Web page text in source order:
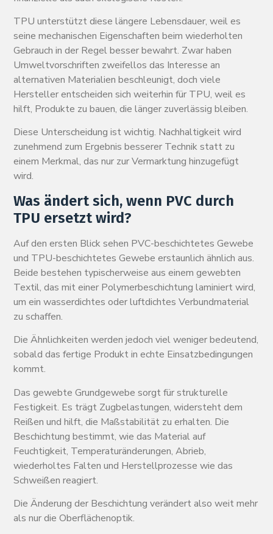
TPU unterstützt diese längere Lebensdauer, weil es
seine mechanischen Eigenschaften beim wiederholten
Gebrauch in der Regel besser bewahrt. Zwar haben
Umweltvorschriften zweifellos das Interesse an
alternativen Materialien beschleunigt, doch viele
Hersteller entscheiden sich weiterhin für TPU, weil es
hilft, Produkte zu bauen, die länger zuverlässig bleiben.
Diese Unterscheidung ist wichtig. Nachhaltigkeit wird
zunehmend zum Ergebnis besserer Technik statt zu
einem Merkmal, das nur zur Vermarktung hinzugefügt
wird.
Was ändert sich, wenn PVC durch
TPU ersetzt wird?
Auf den ersten Blick sehen PVC-beschichtetes Gewebe
und TPU-beschichtetes Gewebe erstaunlich ähnlich aus.
Beide bestehen typischerweise aus einem gewebten
Textil, das mit einer Polymerbeschichtung laminiert wird,
um ein wasserdichtes oder luftdichtes Verbundmaterial
zu schaffen.
Die Ähnlichkeiten werden jedoch viel weniger bedeutend,
sobald das fertige Produkt in echte Einsatzbedingungen
kommt.
Das gewebte Grundgewebe sorgt für strukturelle
Festigkeit. Es trägt Zugbelastungen, widersteht dem
Reißen und hilft, die Maßstabilität zu erhalten. Die
Beschichtung bestimmt, wie das Material auf
Feuchtigkeit, Temperaturänderungen, Abrieb,
wiederholtes Falten und Herstellprozesse wie das
Schweißen reagiert.
Die Änderung der Beschichtung verändert also weit mehr
als nur die Oberflächenoptik.